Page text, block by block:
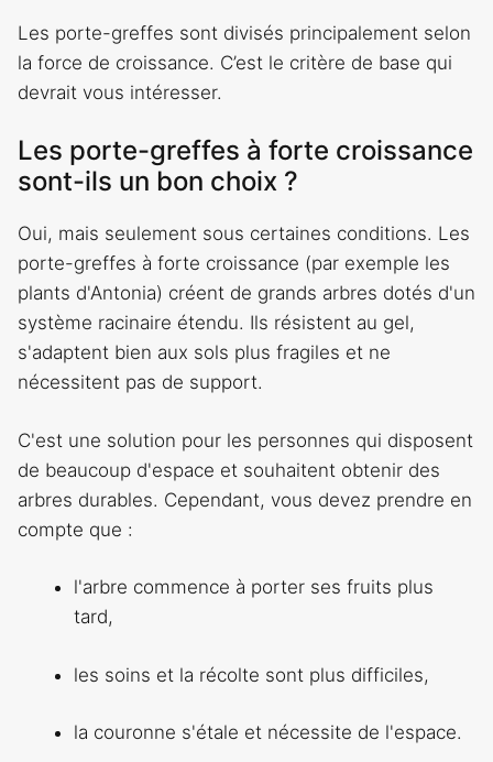
Les porte-greffes sont divisés principalement selon
la force de croissance. C’est le critère de base qui
devrait vous intéresser.
Les porte-greffes à forte croissance
sont-ils un bon choix ?
Oui, mais seulement sous certaines conditions. Les
porte-greffes à forte croissance (par exemple les
plants d'Antonia) créent de grands arbres dotés d'un
système racinaire étendu. Ils résistent au gel,
s'adaptent bien aux sols plus fragiles et ne
nécessitent pas de support.
C'est une solution pour les personnes qui disposent
de beaucoup d'espace et souhaitent obtenir des
arbres durables. Cependant, vous devez prendre en
compte que :
l'arbre commence à porter ses fruits plus
tard,
les soins et la récolte sont plus difficiles,
la couronne s'étale et nécessite de l'espace.